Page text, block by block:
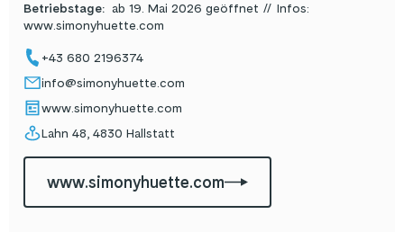
Betriebstage: ab 19. Mai 2026 geöffnet // Infos:
www.simonyhuette.com
+43 680 2196374
info@simonyhuette.com
www.simonyhuette.com
Lahn 48, 4830 Hallstatt
www.simonyhuette.com